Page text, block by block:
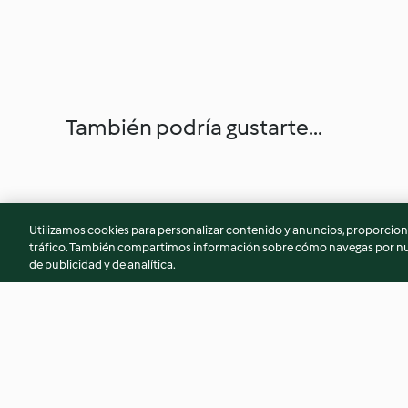
También podría gustarte...
Utilizamos cookies para personalizar contenido y anuncios,
tráfico. También compartimos información sobre cómo navegas por
de publicidad y de analítica.